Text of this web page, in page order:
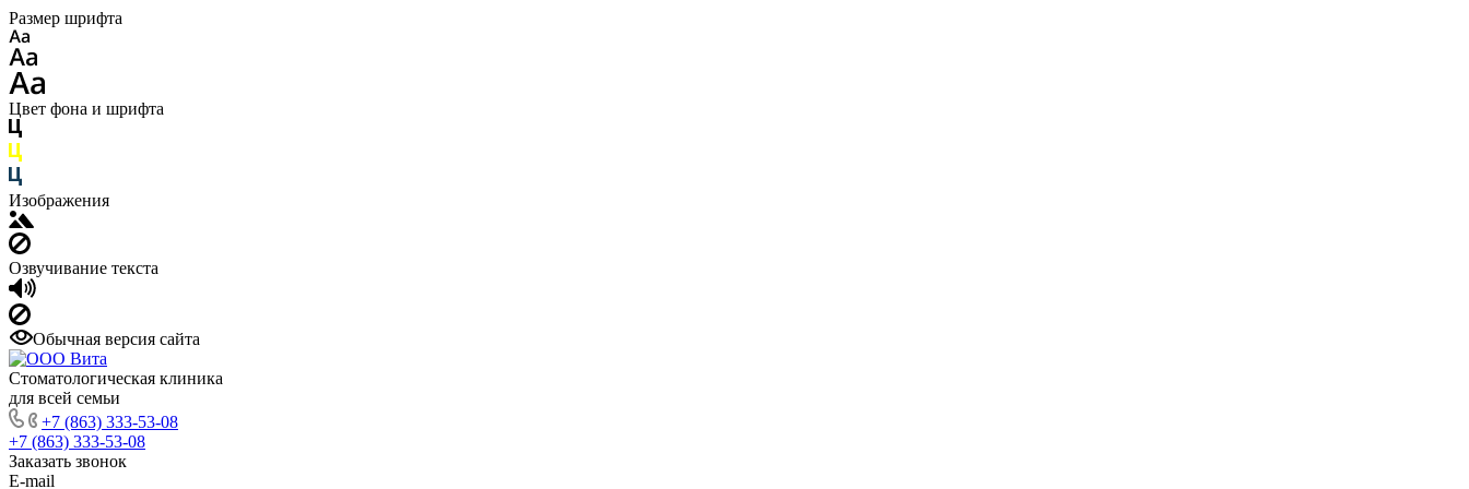
Размер шрифта
Цвет фона и шрифта
Изображения
Озвучивание текста
Обычная версия сайта
Стоматологическая клиника
для всей семьи
+7 (863) 333-53-08
+7 (863) 333-53-08
Заказать звонок
E-mail